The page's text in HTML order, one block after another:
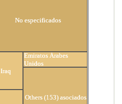
No especificados
Iraq
Emiratos Árabes
Unidos
Others (153) asociados